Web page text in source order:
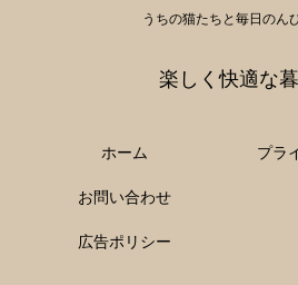
うちの猫たちと毎日のん
楽しく快適な
ホーム プラ
お問い合わせ
広告ポリシー